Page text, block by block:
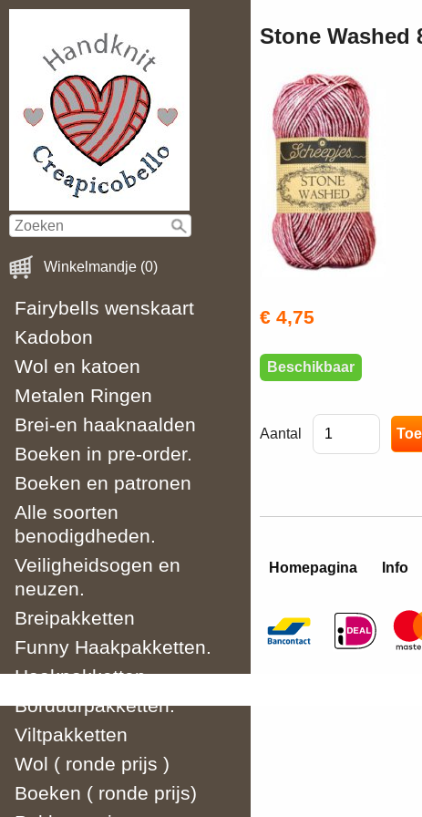
Winkelmandje (0)
Fairybells wenskaart
Kadobon
Wol en katoen
Metalen Ringen
Brei-en haaknaalden
Boeken in pre-order.
Boeken en patronen
Alle soorten
benodigdheden.
Veiligheidsogen en
neuzen.
Breipakketten
Funny Haakpakketten.
Haakpakketten
Borduurpakketten.
Viltpakketten
Wol ( ronde prijs )
Boeken ( ronde prijs)
Stone Washed
€ 4,75
Beschikbaar
Aantal
Homepagina Info